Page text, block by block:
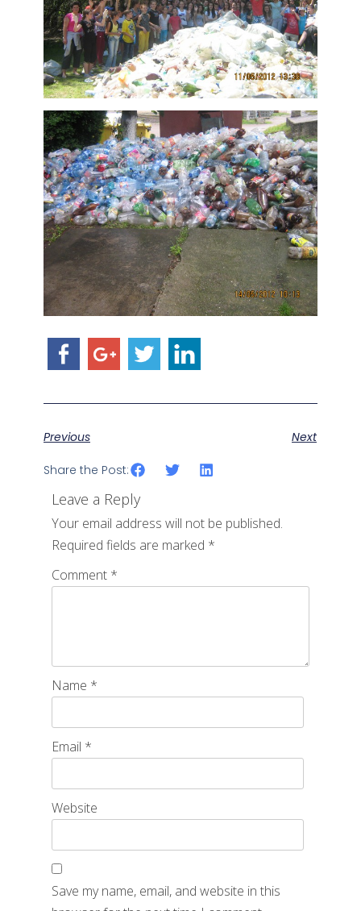
Previous Next
Share the Post:
Leave a Reply
Your email address will not be published.
Required fields are marked *
Comment *
Name *
Email *
Website
Save my name, email, and website in this